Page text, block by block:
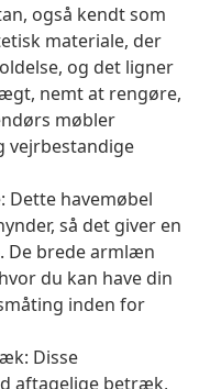
også kendt som
materiale, der
og det ligner
nemt at rengøre,
møbler
vejrbestandige
Dette havemøbel
så det giver en
De brede armlæn
du kan have din
inden for
Disse
aftagelige betræk,